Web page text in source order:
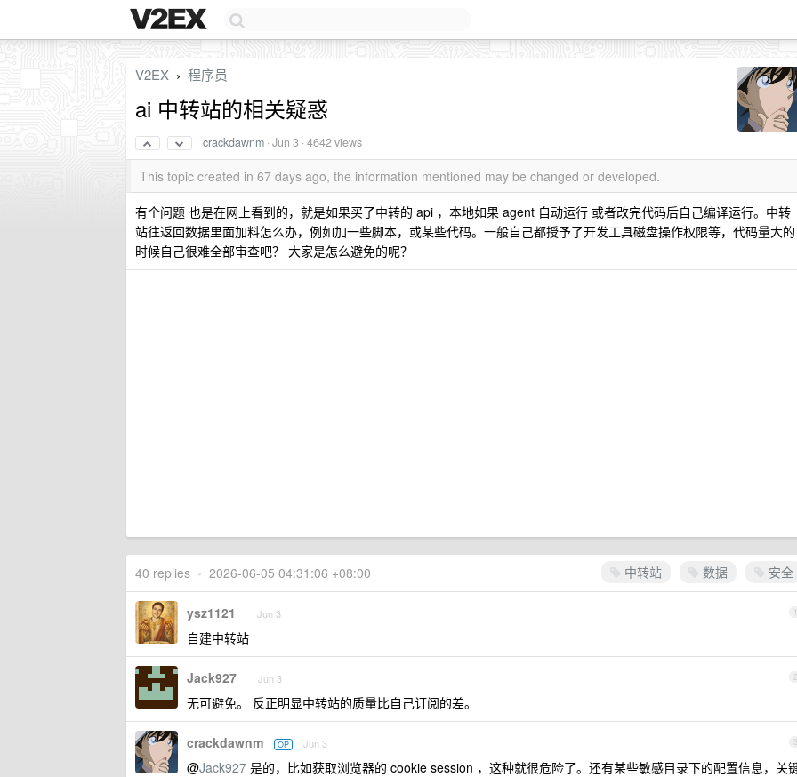
V2EX › 程序员
ai 中转站的相关疑惑
crackdawnm ·Jun 3 · 4642 views
This topic created in 67 days ago, the information mentioned may be changed or developed.
有个问题 也是在网上看到的，就是如果买了中转的 api ，本地如果 agent 自动运行 或者改完代码后自己编译运行。中转
站往返回数据里面加料怎么办，例如加一些脚本，或某些代码。一般自己都授予了开发工具磁盘操作权限等，代码量大的
时候自己很难全部审查吧？ 大家是怎么避免的呢？
中转站 数据 安全
40 replies • 2026-06-05 04:31:06 +08:00
1
ysz1121 Jun 3
自建中转站
2
Jack927 Jun 3
无可避免。 反正明显中转站的质量比自己订阅的差。
3
crackdawnm OP Jun 3
@Jack927 是的，比如获取浏览器的 cookie session ，这种就很危险了。还有某些敏感目录下的配置信息，关